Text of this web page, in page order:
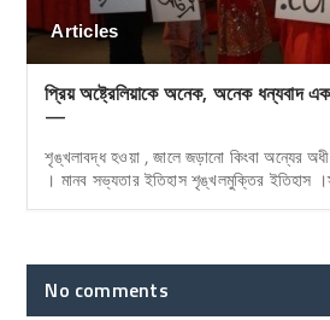
Articles
প্রিয় অষ্ট্রেলিয়াকে অনেক, অনেক ধন্যবাদ
—
শৃঙ্খলাবদ্ধ হওয়া , জালে জড়ানো কিংবা অন্যের
। মানব সভ্যতার ইতিহাস শৃঙ্খলমুক্তির ইতিহাস
No comments